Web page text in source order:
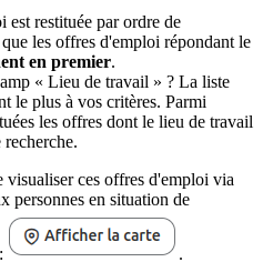
est restituée par ordre de
les offres d'emploi répondant le
en premier.
« Lieu de travail » ? La liste
le plus à vos critères. Parmi
les offres dont le lieu de travail
visualiser ces offres d'emploi via
personnes en situation de
.